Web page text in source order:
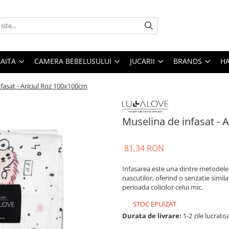
CAMERA BEBELUSULUI JUCARII BRANDS
- Ariciul Roz 100x100cm
Muselina de infasat -
81,34 RON
Infasarea este una dintre
nascutilor, oferind o senzatie
perioada colicilor celui mic.
STOC EPUIZAT
Durata de livrare: 1-2 zile